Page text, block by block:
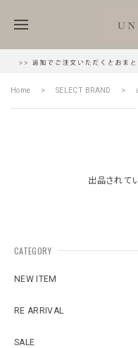
Home SELECT BRAND
出品されて
CATEGORY
NEW ITEM
RE ARRIVAL
SALE